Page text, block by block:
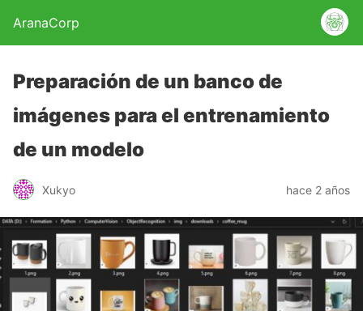
AranaCorp
Preparación de un banco de
imágenes para el entrenamiento
de un modelo
Xukyo hace 2 años